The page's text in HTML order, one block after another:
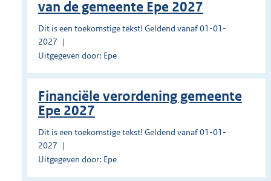
van de gemeente Epe 2027
Dit is een toekomstige tekst! Geldend vanaf 01-01-
2027
Uitgegeven door: Epe
Financiële verordening gemeente
Epe 2027
Dit is een toekomstige tekst! Geldend vanaf 01-01-
2027
Uitgegeven door: Epe